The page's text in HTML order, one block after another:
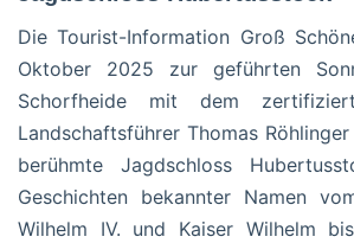
Die Tourist-Information Groß
Oktober 2025 zur geführten
Schorfheide mit dem
Landschaftsführer Thomas
berühmte Jagdschloss
Geschichten bekannter Namen
Wilhelm IV. und Kaiser Wilhelm